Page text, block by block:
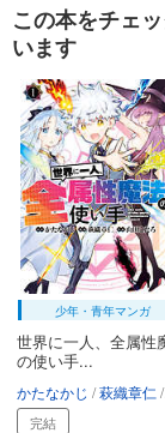
あ
649
あ
弱
649
あ
弱
この本をチェ
います
少年・青年マンガ
世界に一人、全属性
の使い手...
かたなかじ 萩織章仁
完結